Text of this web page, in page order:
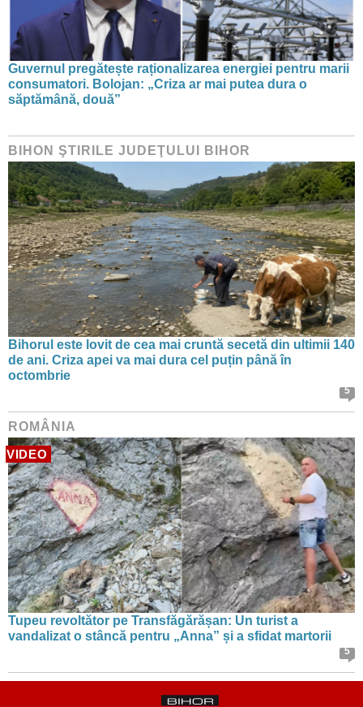
Guvernul pregătește raționalizarea energiei pentru marii
consumatori. Bolojan: „Criza ar mai putea dura o
săptămână, două”
BIHON ŞTIRILE JUDEŢULUI BIHOR
Bihorul este lovit de cea mai cruntă secetă din ultimii 140
de ani. Criza apei va mai dura cel puțin până în
octombrie
5
ROMÂNIA
VIDEO
Tupeu revoltător pe Transfăgărășan: Un turist a
vandalizat o stâncă pentru „Anna” și a sfidat martorii
5